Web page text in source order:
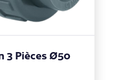
3 Pièces Ø50